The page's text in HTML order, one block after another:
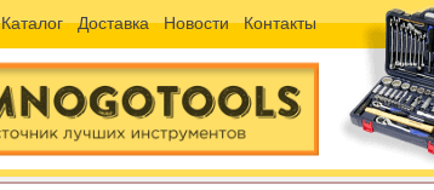
Каталог Доставка Новости Контакты